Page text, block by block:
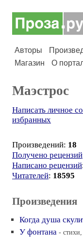
Авторы
Магазин
О
Маэстрос
Написать личное
избранных
Произведений: 18
Получено рецензий
Написано рецензий
Читателей: 18595
Произведения
Когда душа
У фонтана -